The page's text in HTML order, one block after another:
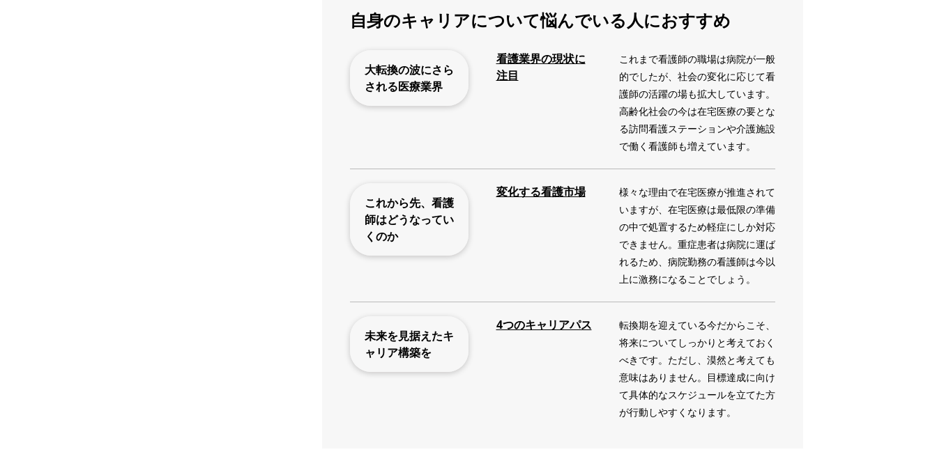
自身のキャリアについて悩んでいる人におすすめ
大転換の波にさら
される医療業界
看護業界の現状に
注目
これまで看護師の職場は病院が一般
的でしたが、社会の変化に応じて看
護師の活躍の場も拡大しています。
高齢化社会の今は在宅医療の要とな
る訪問看護ステーションや介護施設
で働く看護師も増えています。
これから先、看護
師はどうなってい
くのか
変化する看護市場
様々な理由で在宅医療が推進されて
いますが、在宅医療は最低限の準備
の中で処置するため軽症にしか対応
できません。重症患者は病院に運ば
れるため、病院勤務の看護師は今以
上に激務になることでしょう。
未来を見据えたキ
ャリア構築を
4つのキャリアパス
転換期を迎えている今だからこそ、
将来についてしっかりと考えておく
べきです。ただし、漠然と考えても
意味はありません。目標達成に向け
て具体的なスケジュールを立てた方
が行動しやすくなります。